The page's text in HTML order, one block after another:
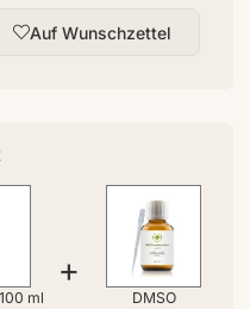
Auf Wunschzettel
ml
+
DMSO